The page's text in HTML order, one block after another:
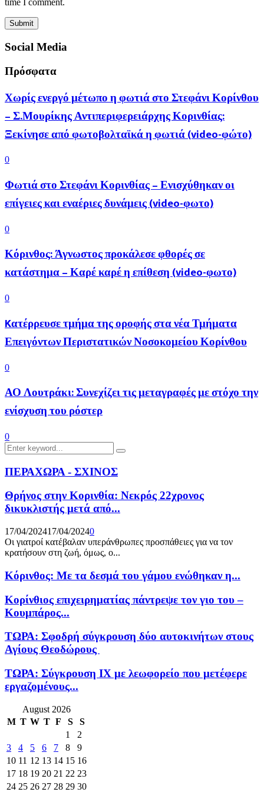
time I comment.
Social Media
Πρόσφατα
Χωρίς ενεργό μέτωπο η φωτιά στο Στεφάνι Κορίνθου
– Σ.Μουρίκης Αντιπεριφερειάρχης Κορινθίας:
Ξεκίνησε από φωτοβολταϊκά η φωτιά (video-φώτο)
0
Φωτιά στο Στεφάνι Κορινθίας – Ενισχύθηκαν οι
επίγειες και εναέριες δυνάμεις (video-φωτο)
0
Κόρινθος: Άγνωστος προκάλεσε φθορές σε
κατάστημα – Καρέ καρέ η επίθεση (video-φωτο)
0
Kατέρρευσε τμήμα της οροφής στα νέα Τμήματα
Επειγόντων Περιστατικών Νοσοκομείου Κορίνθου
0
ΑΟ Λουτράκι: Συνεχίζει τις μεταγραφές με στόχο την
ενίσχυση του ρόστερ
0
Search
for:
Search
ΠΕΡΑΧΩΡΑ - ΣΧΙΝΟΣ
Θρήνος στην Κορινθία: Νεκρός 22χρονος
δικυκλιστής μετά από...
17/04/202417/04/20240
Οι γιατροί κατέβαλαν υπεράνθρωπες προσπάθειες για να τον
κρατήσουν στη ζωή, όμως, ο...
Κόρινθος: Με τα δεσμά του γάμου ενώθηκαν η...
Κορίνθιος επιχειρηματίας πάντρεψε τον γιο του –
Κουμπάρος...
ΤΩΡΑ: Σφοδρή σύγκρουση δύο αυτοκινήτων στους
Αγίους Θεοδώρους
ΤΩΡΑ: Σύγκρουση ΙΧ με λεωφορείο που μετέφερε
εργαζομένους...
August 2026
M T W T F S
S
1
2
3
4 5 6 7 8
9
10 11 12 13 14 15 16
17 18 19 20 21 22 23
24 25 26 27 28 29 30